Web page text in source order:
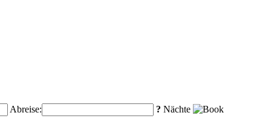
Abreise: ? Nächte